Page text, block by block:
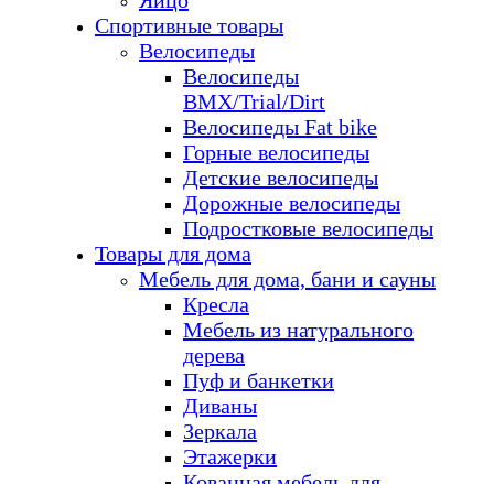
Спортивные товары
Велосипеды
Велосипеды
BMX/Trial/Dirt
Велосипеды Fat bike
Горные велосипеды
Детские велосипеды
Дорожные велосипеды
Подростковые велосипеды
Товары для дома
Мебель для дома, бани и сауны
Кресла
Мебель из натурального
дерева
Пуф и банкетки
Диваны
Зеркала
Этажерки